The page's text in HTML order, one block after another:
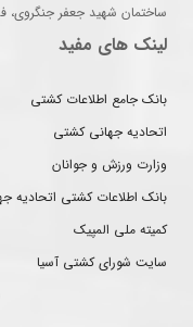
ساختمان شهید جعفر جنگروی،
لینک های مفید
بانک جامع اطلاعات کشتی
اتحادیه جهانی کشتی
وزارت ورزش و جوانان
بانک اطلاعات کشتی اتحادیه
کمیته ملی المپیک
سایت شورای کشتی آسیا